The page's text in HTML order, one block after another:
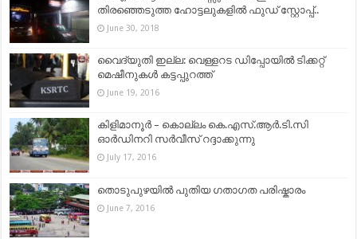
തിരഞ്ഞെടുത്ത ഹോട്ടലുകളിൽ ഫുഡ് സ്റ്റോപ്പ്..
June 30, 2018
വൈദ്യുതി ഇല്ല: വെള്ളറട ഡിപ്പോയില്‍ ടിക്കറ്റ്
മെഷീനുകള്‍ കട്ടപ്പുറത്ത്
June 19, 2016
കിളിമാനൂര്‍ – കൊല്ലം കെ.എസ്‌.ആര്‍.ടി.സി
ഓര്‍ഡിനറി സര്‍വീസ്‌ റദ്ദാക്കുന്നു
July 17, 2016
തൊടുപുഴയിൽ പുതിയ ഗതാഗത പരിഷ്കാരം
June 7, 2016